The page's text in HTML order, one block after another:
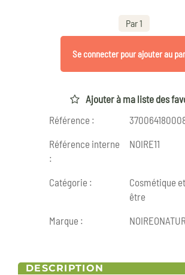
Par 1
Se connecter pour ajouter au
Ajouter à ma liste des
Référence :
Référence interne
:
NOIRE11
Catégorie :
Cosmétique
être
Marque :
DESCRIPTION